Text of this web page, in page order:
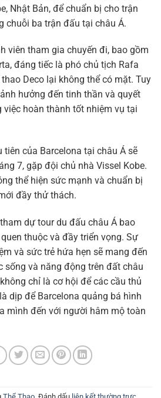
Nhật Bản, để chuẩn bị cho trận
chuỗi ba trận đấu tại châu Á.
viên tham gia chuyến đi, bao gồm
đáng tiếc là phó chủ tịch Rafa
Deco lại không thể có mặt. Tuy
hưởng đến tinh thần và quyết
hoàn thành tốt nhiệm vụ tại
của Barcelona tại châu Á sẽ
7, gặp đội chủ nhà Vissel Kobe.
thể hiện sức mạnh và chuẩn bị
đầy thử thách.
dự tour du đấu châu Á bao
thuộc và đầy triển vọng. Sự
và sức trẻ hứa hẹn sẽ mang đến
sống và năng động trên đất châu
chỉ là cơ hội để các cầu thủ
dịp để Barcelona quảng bá hình
mình đến với người hâm mộ toàn